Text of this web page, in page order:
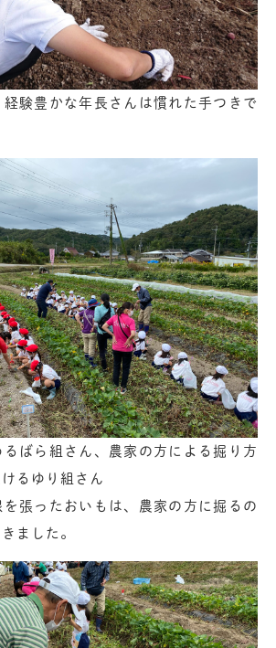
経験豊かな年長さんは慣れた手つきで
るばら組さん、農家の方による掘り方
るゆり組さん
張ったおいもは、農家の方に掘るの
ました。